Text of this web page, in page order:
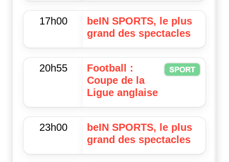
17h00
beIN SPORTS, le plus
grand des spectacles
20h55
Football :
Coupe de la
Ligue anglaise
23h00
beIN SPORTS, le plus
grand des spectacles